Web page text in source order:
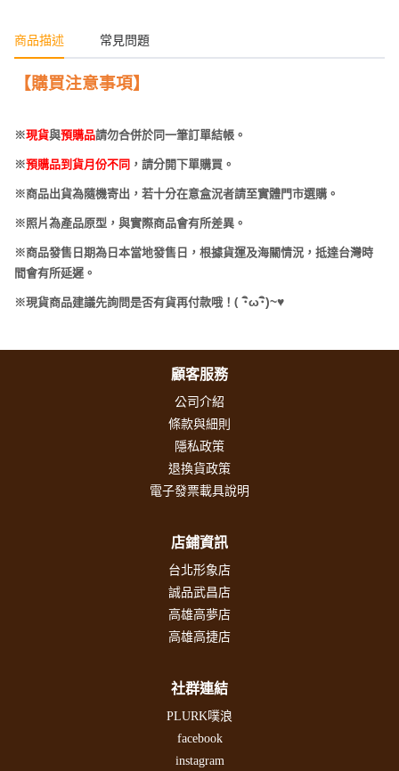
商品描述 常見問題
【購買注意事項】
※現貨與預購品請勿合併於同一筆訂單結帳。
※預購品到貨月份不同 ，請分開下單購買。
※商品出貨為隨機寄出，若十分在意盒況者請至實體門市選購。
※照片為產品原型，與實際商品會有所差異。
※商品發售日期為日本當地發售日，根據貨運及海關情況，抵達台灣時
間會有所延遲。
※現貨商品建議先詢問是否有貨再付款哦！ (･ω･)~♥
顧客服務
公司介紹
條款與細則
隱私政策
退換貨政策
電子發票載具說明
店鋪資訊
台北形象店
誠品武昌店
高雄高夢店
高雄高捷店
社群連結
PLURK噗浪
facebook
instagram